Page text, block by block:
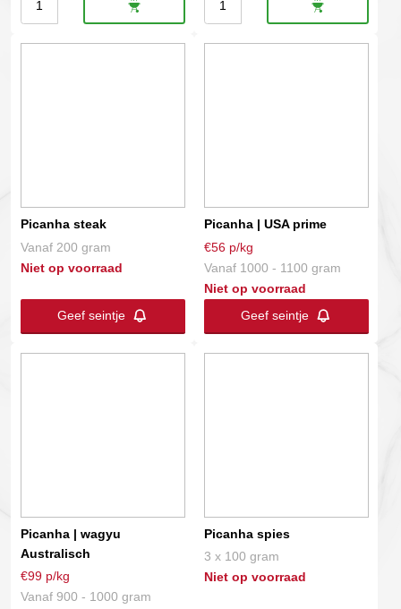
|
|
Picanha steak
Vanaf 200 gram
Niet op voorraad
Geef seintje
Picanha | USA prime
€56 p/kg
Vanaf 1000 - 1100 gram
Niet op voorraad
Geef seintje
Picanha | wagyu
Australisch
€99 p/kg
Vanaf 900 - 1000 gram
Picanha spies
3 x 100 gram
Niet op voorraad